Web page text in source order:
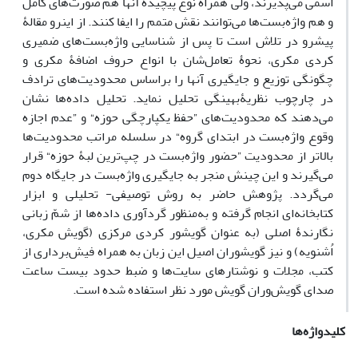
و هم واژه‌بست‌ها می‌توانند نقش متمم را ایفا کنند. از اینرو مقالۀ
پیشرو در تلاش است تا پس از شناسایی واژه‌بست‌های ضمیری
کردی مکری، نحوۀ تعامل‌شان با انواع حروف اضافۀ مکری و
چگونگی توزیع و جایگیری آنها را براساس محدودیت‌های ترادف
در چارچوب نظریۀبهینگی تحلیل نماید. تحلیل داده‌ها نشان
می‌دهند که محدودیت‌های ”حفظ یکپارچگی حوزه“ و ”عدم اجازه
وقوع واژه‌بست در ابتدای گروه“ در سلسله مراتب محدودیت‌ها
بالاتر از محدودیت‌ ”حضور واژه‌بست در چپ‌ترین لبۀ حوزه“ قرار
می‌گیرند و این چینش منجر به جایگیری واژه‌بست در جایگاه دوم
می‌گردد. پژوهش حاضر به روش توصیفی- تحلیلی و ابزار
کتابخانه‌ای انجام گرفته و به‌منظور گردآوری داده‌ها از شمّ زبانی
نگارندۀ اصلی (به عنوان گویشور کردی مرکزی (گویش مکری،
اُشنویه) و نیز گویشوران اصیل این زبان به همراه فیش‌برداری از
کتب، مجلات و نوشتارهای سایت‌ها و ضبط حدود بیست ساعت
صدای گویش‌وران گویش مورد نظر استفاده شده است.
کلیدواژه‌ها